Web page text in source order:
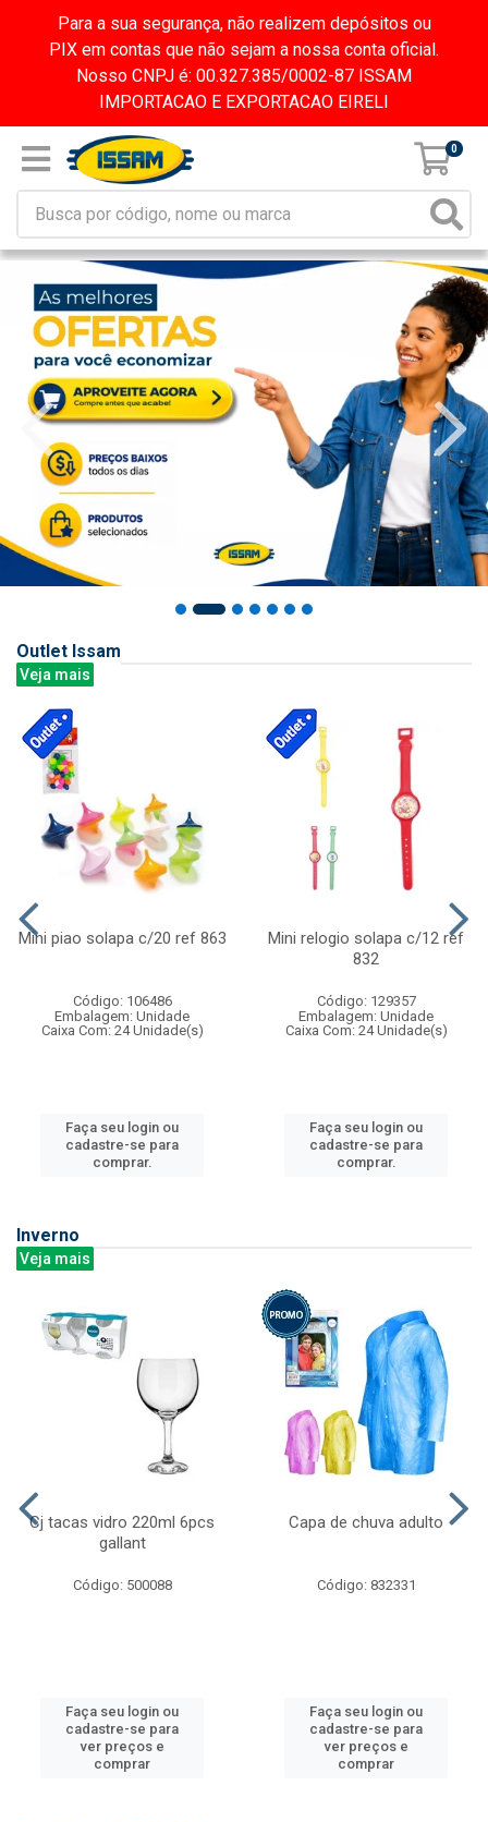
Para a sua segurança, não realizem depósitos ou
PIX em contas que não sejam a nossa conta oficial.
Nosso CNPJ é: 00.327.385/0002-87 ISSAM
IMPORTACAO E EXPORTACAO EIRELI
0
Outlet Issam
Veja mais
Mini piao solapa c/20 ref 863
Código: 106486
Embalagem: Unidade
Caixa Com: 24 Unidade(s)
Faça seu login ou
cadastre-se para
comprar.
Mini relogio solapa c/12 ref
832
Código: 129357
Embalagem: Unidade
Caixa Com: 24 Unidade(s)
Faça seu login ou
cadastre-se para
comprar.
Inverno
Veja mais
Cj tacas vidro 220ml 6pcs
gallant
Código: 500088
Faça seu login ou
cadastre-se para
ver preços e
comprar
Capa de chuva adulto
Código: 832331
Faça seu login ou
cadastre-se para
ver preços e
comprar